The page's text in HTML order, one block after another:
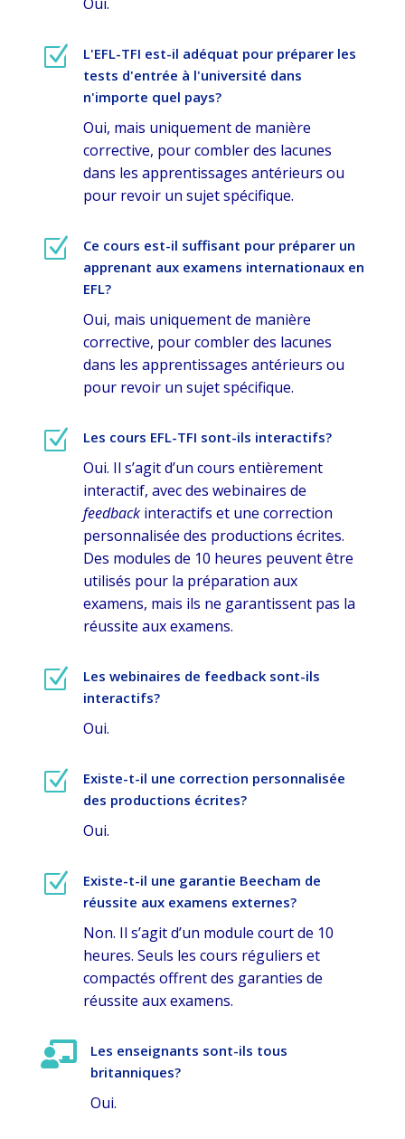
Z
L'EFL-TFI est-il adéquat pour préparer les
tests d'entrée à l'université dans
n'importe quel pays?
Oui, mais uniquement de manière
corrective, pour combler des lacunes
dans les apprentissages antérieurs ou
pour revoir un sujet spécifique.
Z
Ce cours est-il suffisant pour préparer un
apprenant aux examens internationaux en
EFL?
Oui, mais uniquement de manière
corrective, pour combler des lacunes
dans les apprentissages antérieurs ou
pour revoir un sujet spécifique.
Z Les cours EFL-TFI sont-ils interactifs?
Oui. Il s’agit d’un cours entièrement
interactif, avec des webinaires de
feedbackinteractifs et une correction
personnalisée des productions écrites.
Des modules de 10 heures peuvent être
utilisés pour la préparation aux
examens, mais ils ne garantissent pas la
réussite aux examens.
Z
Les webinaires de feedback sont-ils
interactifs?
Oui.
Z
Existe-t-il une correction personnalisée
des productions écrites?
Oui.
Z
Existe-t-il une garantie Beecham de
réussite aux examens externes?
Non. Il s’agit d’un module court de 10
heures. Seuls les cours réguliers et
compactés offrent des garanties de
réussite aux examens.

Les enseignants sont-ils tous
britanniques?
Oui.